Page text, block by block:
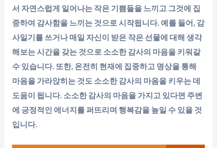
서 자연스럽게 일어나는 작은 기쁨들을 느끼고 그것에 집
중하여 감사함을 느끼는 것으로 시작됩니다. 예를 들어, 감
사일기를 쓰거나 매일 자신이 받은 작은 선물에 대해 생각
해보는 시간을 갖는 것으로 소소한 감사의 마음을 키워갈
수 있습니다. 또한, 온전히 현재에 집중하고 명상을 통해
마음을 가라앉히는 것도 소소한 감사의 마음을 키우는 데
도움이 됩니다. 소소한 감사의 마음을 가지고 있다면 주변
에 긍정적인 에너지를 퍼뜨리며 행복감을 높일 수 있을 것
입니다.